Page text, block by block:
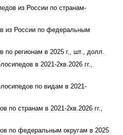
из России по странам-
из России по федеральным
по регионам в 2025 г., шт., долл.
в 2021-2кв.2026 гг.,
по видам в 2021-
по странам в 2021-2кв.2026 гг.,
по федеральным округам в 2025